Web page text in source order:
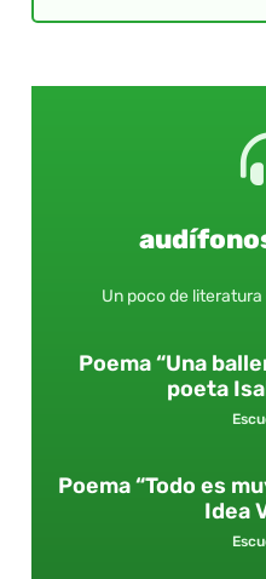
Un poco de
Poema “Una
poeta
Poema “Todo es
Idea